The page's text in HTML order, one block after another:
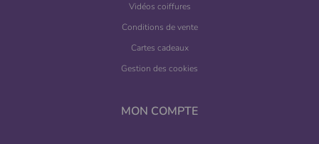
Vidéos coiffures
Conditions de vente
Cartes cadeaux
Gestion des cookies
MON COMPTE